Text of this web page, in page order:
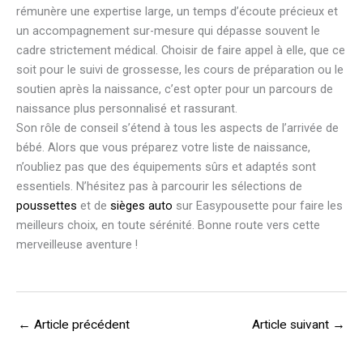
rémunère une expertise large, un temps d’écoute précieux et
un accompagnement sur-mesure qui dépasse souvent le
cadre strictement médical. Choisir de faire appel à elle, que ce
soit pour le suivi de grossesse, les cours de préparation ou le
soutien après la naissance, c’est opter pour un parcours de
naissance plus personnalisé et rassurant.
Son rôle de conseil s’étend à tous les aspects de l’arrivée de
bébé. Alors que vous préparez votre liste de naissance,
n’oubliez pas que des équipements sûrs et adaptés sont
essentiels. N’hésitez pas à parcourir les sélections de
poussettes et de sièges auto sur Easypousette pour faire les
meilleurs choix, en toute sérénité. Bonne route vers cette
merveilleuse aventure !
← Article précédent Article suivant →